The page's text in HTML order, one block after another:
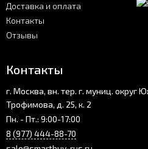
Доставка и оплата
Контакты
Отзывы
Контакты
г. Москва, вн. тер. г. муниц. округ
Трофимова, д. 25, к. 2
Пн. - Пт.: 9:00-17:00
8 (977) 444-88-70